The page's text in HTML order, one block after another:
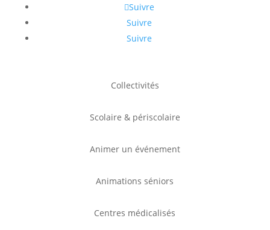
Suivre
Suivre
Suivre
Collectivités
Scolaire & périscolaire
Animer un événement
Animations séniors
Centres médicalisés